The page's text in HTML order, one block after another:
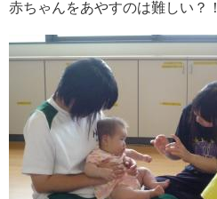
赤ちゃんをあやすのは難しい？！